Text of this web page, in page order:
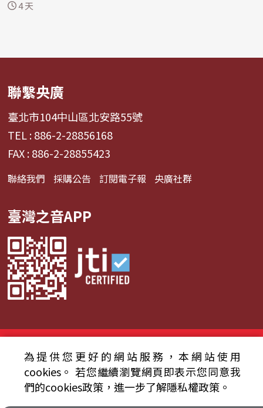
何...4 天
聯繫央廣
臺北市104中山區北安路55號
TEL : 886-2-28856168
FAX : 886-2-28855423
聯絡我們 採購公告 訂閱電子報 央廣社群
臺灣之音APP
© 2024財團法人中央廣播電臺 版權所有
資通安全政策聲明
服務條款 隱私權條款
為提供您更好的網站服務，本網站使用
cookies。 若您繼續瀏覽網頁即表示您同意我
們的cookies政策，進一步了解隱私權政策。